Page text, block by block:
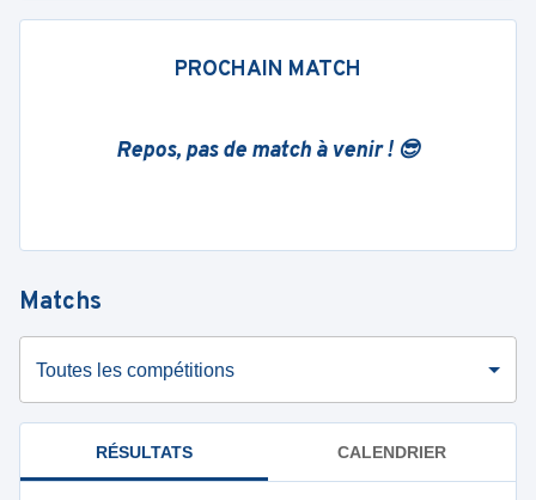
PROCHAIN MATCH
Repos, pas de match à venir ! 😎
Matchs
Toutes les compétitions
RÉSULTATS CALENDRIER